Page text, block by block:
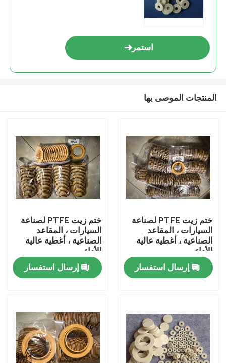
الصفحة الرئيسية
معلومات عنا
استمر
المنتجات الموصى بها
ختم زيت PTFE لصناعة
السيارات ، المقاعد
الصناعية ، أغطية عالية
الأداء
إرسال استفسار
ختم زيت PTFE لصناعة
السيارات ، المقاعد
الصناعية ، أغطية عالية
الأداء
إرسال استفسار